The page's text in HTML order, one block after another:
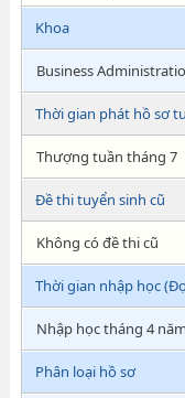
Khoa
Business
Thời gian phát hồ sơ
Thượng tuần tháng 7
Đề thi tuyển sinh cũ
Không có đề thi cũ
Thời gian nhập học
Nhập học tháng 4
Phân loại hồ sơ